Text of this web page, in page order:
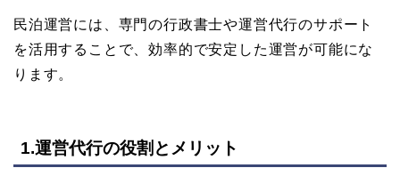
民泊運営には、専門の行政書士や運営代行のサポート
を活用することで、効率的で安定した運営が可能にな
ります。
1.運営代行の役割とメリット